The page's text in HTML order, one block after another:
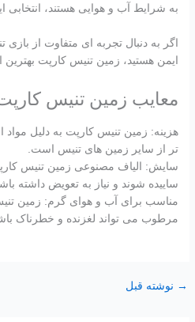
به شرایط آب و هوایی هستند، انتخابی
اگر به دنبال تجربه ای متفاوت از
ایمن هستید، زمین تنیس کارپت بهترین
معایب زمین تنیس
هزینه: زمین تنیس کارپت به دلیل مواد
تر از سایر زمین های تنیس است.
سایش: الیاف مصنوعی زمین تنیس
ساییده شوند و نیاز به تعویض داشته
مناسب برای آب و هوای گرم: زمین
مرطوب می تواند لغزنده و خطرناک
→ نوشته قبل